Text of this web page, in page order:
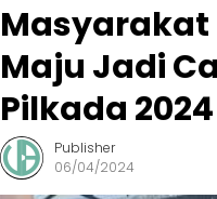
Masyarakat
Maju Jadi
Pilkada 2024
Publisher
06/04/2024